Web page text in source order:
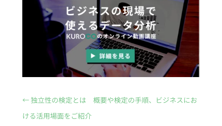
←独立性の検定とは 概要や検定の手順、ビジネスにお
ける活用場面をご紹介